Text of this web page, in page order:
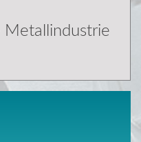
Metallindustrie